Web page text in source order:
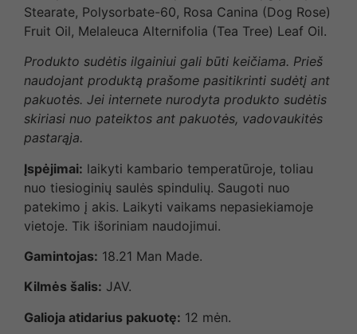
Stearate, Polysorbate-60, Rosa Canina (Dog Rose)
Fruit Oil, Melaleuca Alternifolia (Tea Tree) Leaf Oil.
Produkto sudėtis ilgainiui gali būti keičiama. Prieš
naudojant produktą prašome pasitikrinti sudėtį ant
pakuotės. Jei internete nurodyta produkto sudėtis
skiriasi nuo pateiktos ant pakuotės, vadovaukitės
pastarąja.
Įspėjimai: laikyti kambario temperatūroje, toliau
nuo tiesioginių saulės spindulių. Saugoti nuo
patekimo į akis. Laikyti vaikams nepasiekiamoje
vietoje. Tik išoriniam naudojimui.
Gamintojas: 18.21 Man Made.
Kilmės šalis: JAV.
Galioja atidarius pakuotę: 12 mėn.